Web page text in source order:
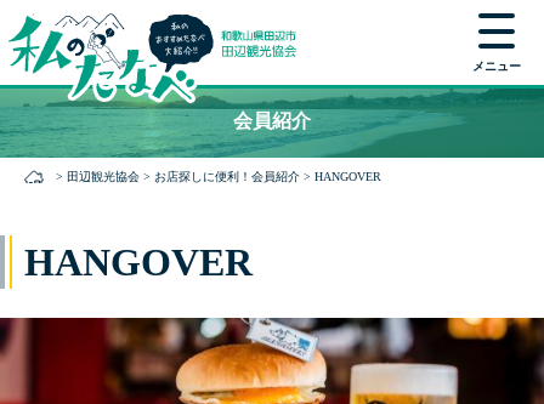
文
に
メニュー
会員紹介
> 田辺観光協会 > お店探しに便利！会員紹介 > HANGOVER
HANGOVER